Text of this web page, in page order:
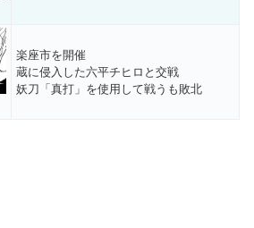
楽座市を開催
蔵に侵入した六平チヒロと交戦
妖刀「真打」を使用して戦うも敗北